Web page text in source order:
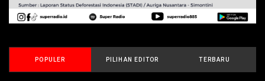
POPULER PILIHAN EDITOR TERBARU